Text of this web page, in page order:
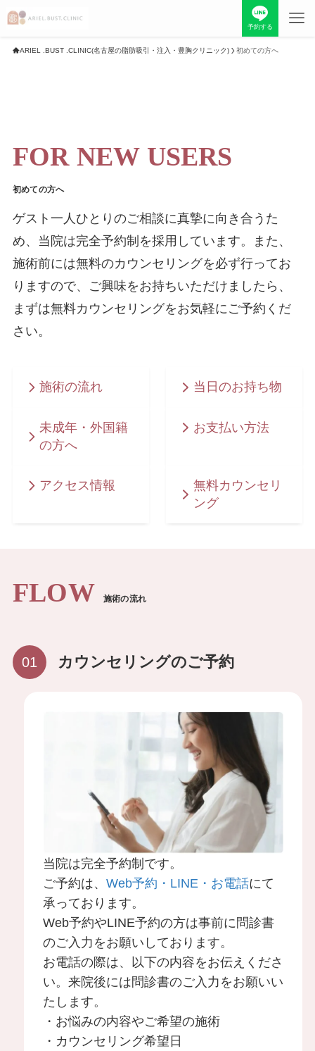
お知らせ
最新情報
症例写真
採用情報
初めての方へ
お問い合わせ
院長紹介
美容コラム
最新情報
豊胸後のマンモグラフィは可能？検査を受け
られるクリニックの選び方
シリコン豊胸後にMRI検査は受けられる？破損
や異常を早期発見するための知識
顔の脂肪吸引
目元のたるみ
二重術
糸リフト
予約する
ARIEL .BUST .CLINIC(名古屋の脂肪吸引・注入・豊胸クリニック) 初めての方へ
FOR NEW USERS
初めての方へ
ゲスト一人ひとりのご相談に真摯に向き合うた
め、当院は完全予約制を採用しています。また、
施術前には無料のカウンセリングを必ず行ってお
りますので、ご興味をお持ちいただけましたら、
まずは無料カウンセリングをお気軽にご予約くだ
さい。
施術の流れ 当日のお持ち物
未成年・外国籍
の方へ
お支払い方法
アクセス情報
無料カウンセリ
ング
FLOW 施術の流れ
カウンセリングのご予約
当院は完全予約制です。
ご予約は、 Web予約・LINE・お電話にて
承っております。
Web予約やLINE予約の方は事前に問診書
のご入力をお願いしております。
お電話の際は、以下の内容をお伝えくださ
い。来院後には問診書のご入力をお願いい
たします。
・お悩みの内容やご希望の施術
・カウンセリング希望日